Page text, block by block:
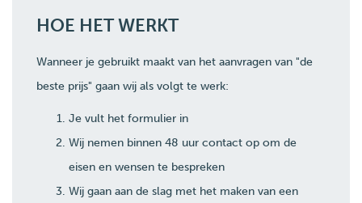
HOE HET WERKT
Wanneer je gebruikt maakt van het aanvragen van "de
beste prijs" gaan wij als volgt te werk:
Je vult het formulier in
Wij nemen binnen 48 uur contact op om de
eisen en wensen te bespreken
Wij gaan aan de slag met het maken van een